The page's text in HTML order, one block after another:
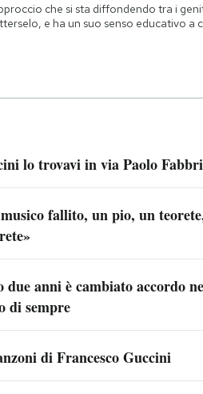
che si sta diffondendo tra i
e ha un suo senso educativo a
lo trovavi in via Paolo
fallito, un pio, un
due anni è cambiato accordo
di sempre
di Francesco Guccini